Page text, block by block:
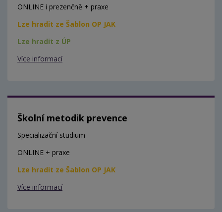
ONLINE i prezenčně + praxe
Lze hradit ze Šablon OP JAK
Lze hradit z ÚP
Více informací
Školní metodik prevence
Specializační studium
ONLINE + praxe
Lze hradit ze Šablon OP JAK
Více informací